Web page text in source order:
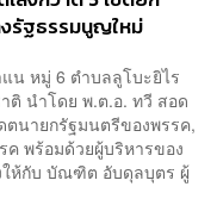
รัฐธรรมนูญใหม่
น หมู่ 6 ตำบลลูโบะยิไร
ติ นำโดย พ.ต.อ. ทวี สอด
นายกรัฐมนตรีของพรรค,
พร้อมด้วยผู้บริหารของ
ให้กับ บัณฑิต อับดุลบุตร ผู้